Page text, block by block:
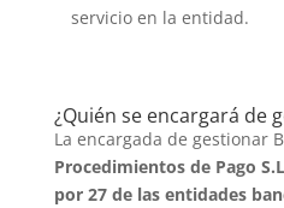
servicio en la entidad.
¿Quién se encargará de
La encargada de gestionar
Procedimientos de Pago
por 27 de las entidades